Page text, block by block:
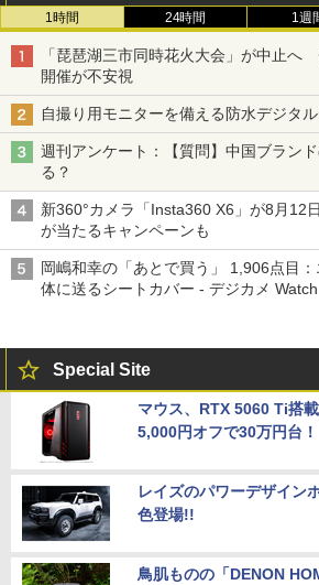
1時間 24時間 1週
「琵琶湖三市同時花火大会」が中止
開催が不安視
自撮り用モニターを備える防水デジタ
週刊アンケート：【質問】中国ブラン
る？
新360°カメラ「Insta360 X6」が8月
が当たるキャンペーンも
岡嶋和幸の「あとで買う」 1,906点目
体に送るシートカバー - デジカメ Watch
Special Site
マウス、RTX 5060 Ti搭
5,000円オフで30万円台！
レイズのパワーデザイン
色登場!!
鳥肌ものの「DENON